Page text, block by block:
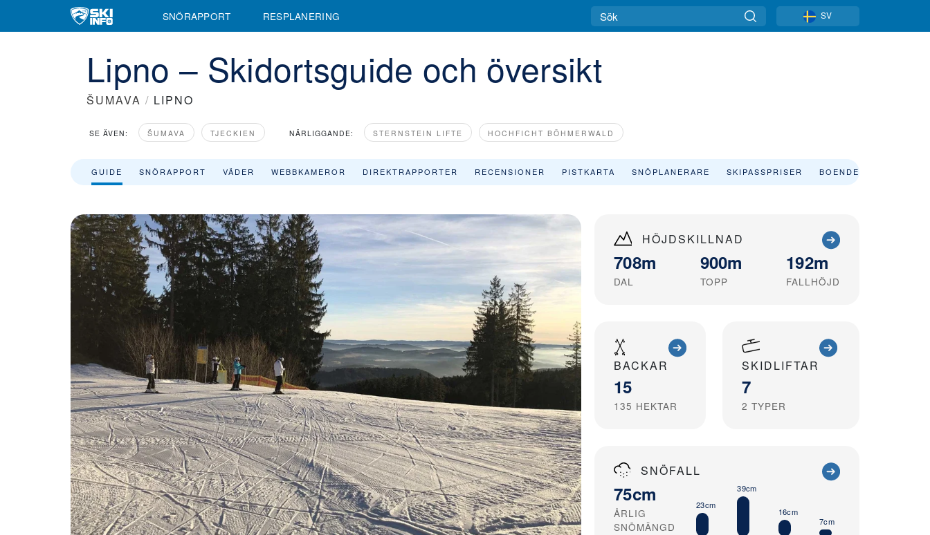
SNÖRAPPORT RESPLANERING SV
Lipno – Skidortsguide och översikt
ŠUMAVA / LIPNO
SE ÄVEN: ŠUMAVA TJECKIEN NÄRLIGGANDE: STERNSTEIN LIFTE HOCHFICHT BÖHMERWALD
GUIDE SNÖRAPPORT VÄDER WEBBKAMEROR DIREKTRAPPORTER RECENSIONER PISTKARTA SNÖPLANERARE SKIPASSPRISER BOENDE
HÖJDSKILLNAD
708m
DAL
900m
TOPP
192m
FALLHÖJD
BACKAR
15
135 HEKTAR
SKIDLIFTAR
7
2 TYPER
SNÖFALL
75cm
ÅRLIG
SNÖMÄNGD
23cm
39cm
16cm
7cm
Information om Lipno Skidort med skidliftar, liftkort, skidområden, recensioner & skidortens profil